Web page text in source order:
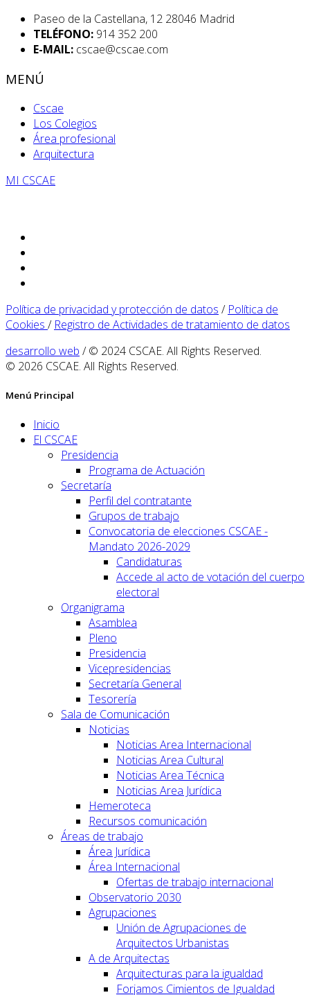
Paseo de la Castellana, 12 28046 Madrid
TELÉFONO: 914 352 200
E-MAIL: cscae@cscae.com
MENÚ
Cscae
Los Colegios
Área profesional
Arquitectura
MI CSCAE
Política de privacidad y protección de datos / Política de
Cookies / Registro de Actividades de tratamiento de datos
desarrollo web / © 2024 CSCAE. All Rights Reserved.
© 2026 CSCAE. All Rights Reserved.
Menú Principal
Inicio
El CSCAE
Presidencia
Programa de Actuación
Secretaría
Perfil del contratante
Grupos de trabajo
Convocatoria de elecciones CSCAE -
Mandato 2026-2029
Candidaturas
Accede al acto de votación del cuerpo
electoral
Organigrama
Asamblea
Pleno
Presidencia
Vicepresidencias
Secretaría General
Tesorería
Sala de Comunicación
Noticias
Noticias Area Internacional
Noticias Area Cultural
Noticias Area Técnica
Noticias Area Jurídica
Hemeroteca
Recursos comunicación
Áreas de trabajo
Área Jurídica
Área Internacional
Ofertas de trabajo internacional
Observatorio 2030
Agrupaciones
Unión de Agrupaciones de
Arquitectos Urbanistas
A de Arquitectas
Arquitecturas para la igualdad
Forjamos Cimientos de Igualdad